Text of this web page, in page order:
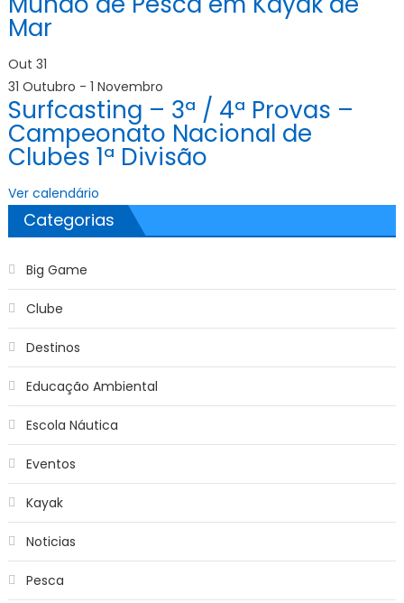
Mar
Out 31
31 Outubro - 1 Novembro
Surfcasting – 3ª / 4ª Provas –
Campeonato Nacional de
Clubes 1ª Divisão
Ver calendário
Categorias
Big Game
Clube
Destinos
Educação Ambiental
Escola Náutica
Eventos
Kayak
Noticias
Pesca